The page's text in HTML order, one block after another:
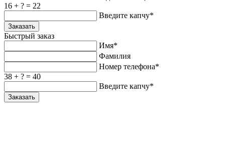
16 + ? = 22
Введите капчу*
Заказать
Быстрый заказ
Имя*
Фамилия
Номер телефона*
38 + ? = 40
Введите капчу*